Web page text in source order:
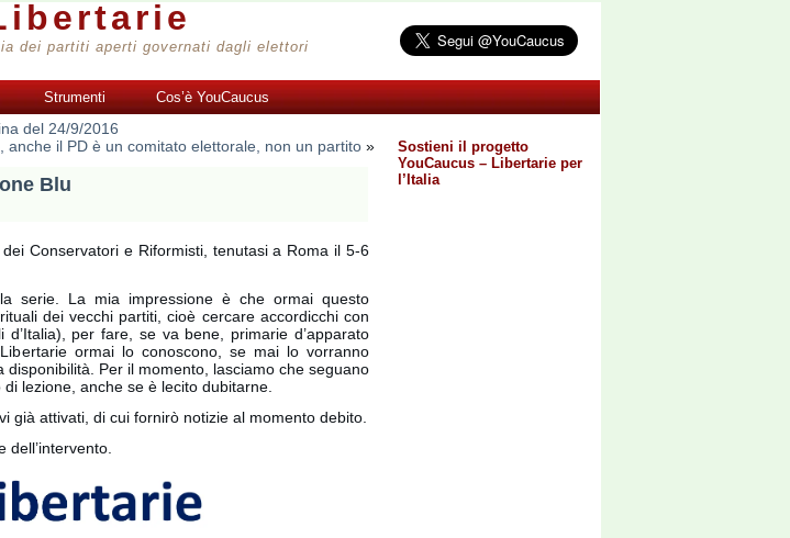
dei partiti aperti governati dagli elettori
Strumenti Cos’è YouCaucus
del 24/9/2016
anche il PD è un comitato elettorale, non un partito »
Blu
dei Conservatori e Riformisti, tenutasi a Roma il 5-6
serie. La mia impressione è che ormai questo
dei vecchi partiti, cioè cercare accordicchi con
per fare, se va bene, primarie d’apparato
ormai lo conoscono, se mai lo vorranno
Per il momento, lasciamo che seguano
lezione, anche se è lecito dubitarne.
già attivati, di cui fornirò notizie al momento debito.
dell’intervento.
Sostieni il progetto
YouCaucus – Libertarie per
l’Italia